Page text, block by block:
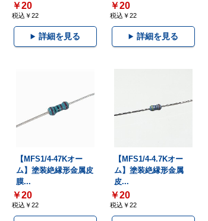
￥20
税込￥22
詳細を見る
￥20
税込￥22
詳細を見る
【MFS1/4-47Kオー
ム】塗装絶縁形金属皮
膜...
￥20
税込￥22
【MFS1/4-4.7Kオー
ム】塗装絶縁形金属
皮...
￥20
税込￥22